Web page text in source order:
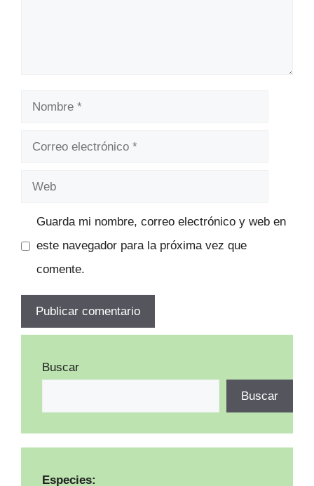
Nombre
Correo
Web
Guarda mi nombre, correo electrónico y web en
este navegador para la próxima vez que
comente.
Buscar
Buscar
Especies: